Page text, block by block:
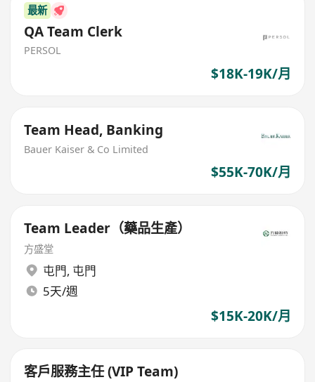
最新
QA Team Clerk
PERSOL
$18K-19K/月
Team Head, Banking
Bauer Kaiser & Co Limited
$55K-70K/月
Team Leader（藥品生產）
方盛堂
屯門, 屯門
5天/週
$15K-20K/月
客戶服務主任 (VIP Team)